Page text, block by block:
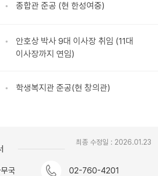
종합관 준공 (현 한성여중)
안호상 박사 9대 이사장 취임 (11대
이사장까지 연임)
학생복지관 준공(현 창의관)
국 02-760-4201
최종 수정일 : 2026.01.23